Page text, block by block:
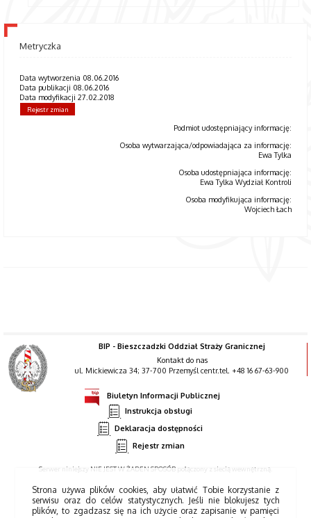
Metryczka
Data wytworzenia 08.06.2016
Data publikacji 08.06.2016
Data modyfikacji 27.02.2018
Rejestr zmian
Podmiot udostępniający informację:
Osoba wytwarzająca/odpowiadająca za informację:
Ewa Tylka
Osoba udostępniająca informację:
Ewa Tylka Wydział Kontroli
Osoba modyfikująca informację:
Wojciech Łach
BIP - Bieszczadzki Oddział Straży Granicznej
Kontakt do nas
ul. Mickiewicza 34; 37-700 Przemyśl centr.tel. +48 16 67-63-900
Biuletyn Informacji Publicznej
Instrukcja obsługi
Deklaracja dostępności
Rejestr zmian
Serwer niniejszy NIE JEST W ŻADEN SPOSÓB połączony z siecią wewnętrzną.
Strona używa plików cookies, aby ułatwić Tobie korzystanie z
serwisu oraz do celów statystycznych. Jeśli nie blokujesz tych
plików, to zgadzasz się na ich użycie oraz zapisanie w pamięci